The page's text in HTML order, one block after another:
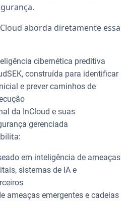
aborda diretamente essa
cibernética preditiva
construída para identificar
e prever caminhos de
da InCloud e suas
gerenciada
em inteligência de ameaças
sistemas de IA e
ameaças emergentes e cadeias